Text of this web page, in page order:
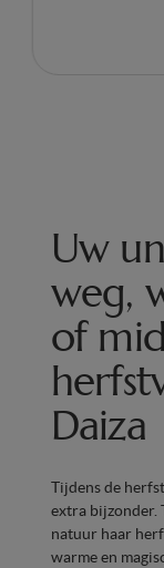
Uw
weg,
of
Daiza
Tijdens de
extra bijzonder.
natuur haar
warme en